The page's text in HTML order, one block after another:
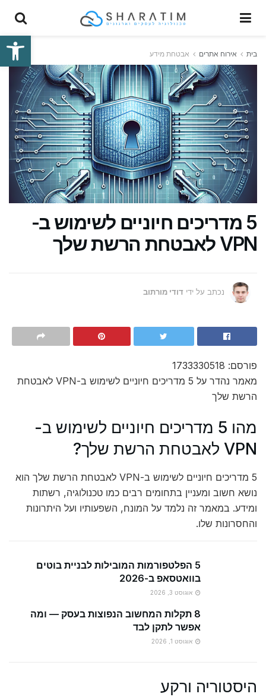
פתח
בית אירוח אתרים אבטחת מידע
5 מדריכים חיוניים לשימוש ב-
VPN לאבטחת הרשת שלך
נכתב על ידי דודי מורתוב
פורסם: 1733330518
מאמר נהדר על 5 מדריכים חיוניים לשימוש ב-VPN לאבטחת
הרשת שלך
מהו 5 מדריכים חיוניים לשימוש ב-
VPN לאבטחת הרשת שלך?
5 מדריכים חיוניים לשימוש ב-VPN לאבטחת הרשת שלך הוא
נושא חשוב ומעניין בתחומים רבים כמו טכנולוגיה, רשתות
ומידע. במאמר זה נלמד על המונח, השפעותיו ועל היתרונות
והחסרונות שלו.
5 הפלטפורמות המובילות לבניית בוטים
בוואטסאפ ב-2026
אוגוסט 3, 2026
8 תקלות המחשוב הנפוצות בעסק — ומה
אפשר לתקן לבד
אוגוסט 1, 2026
היסטוריה ורקע